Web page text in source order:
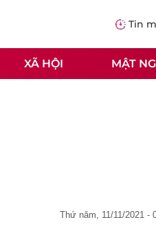
Tin
XÃ HỘI MẬT
thứ năm, 11/11/2021 -